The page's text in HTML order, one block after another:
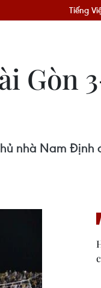
Tiếng
Gòn
nhà Nam